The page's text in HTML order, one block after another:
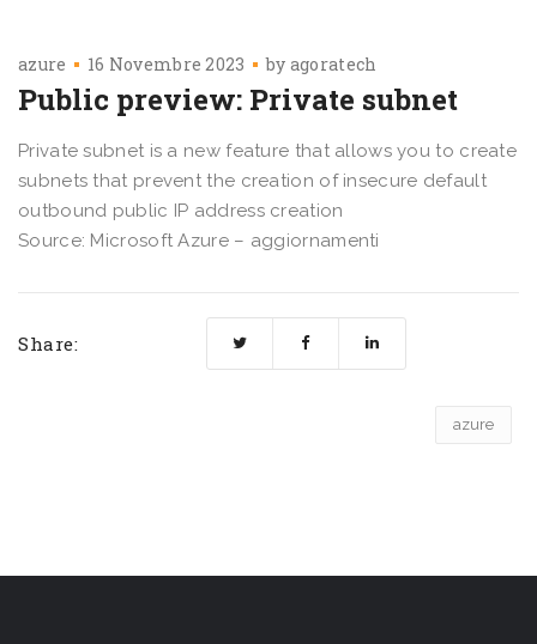
azure 16 Novembre 2023 by agoratech
Public preview: Private subnet
Private subnet is a new feature that allows you to create
subnets that prevent the creation of insecure default
outbound public IP address creation
Source: Microsoft Azure – aggiornamenti
Share:
azure